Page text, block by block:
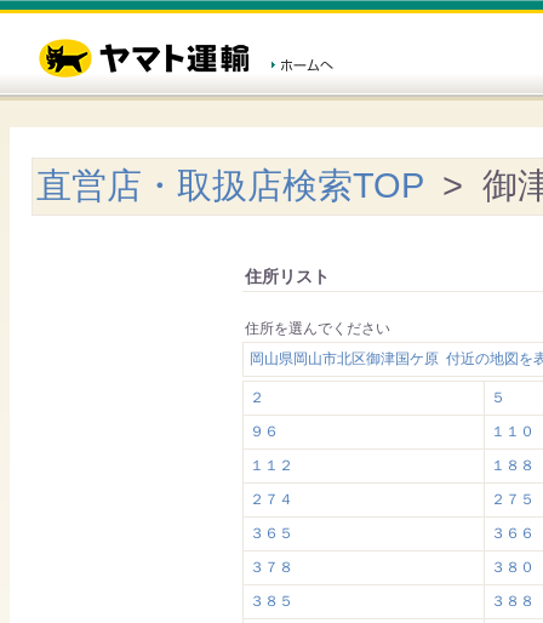
直営店・取扱店検索TOP > 御
住所リスト
住所を選んでください
岡山県岡山市北区御津国ケ原 付近の地図を
２
５
９６
１１０
１１２
１８８
２７４
２７５
３６５
３６６
３７８
３８０
３８５
３８８